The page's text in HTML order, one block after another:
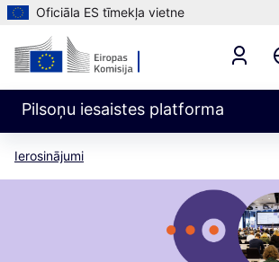
Oficiāla ES tīmekļa vietne
Pilsoņu iesaistes platforma
Ierosinājumi